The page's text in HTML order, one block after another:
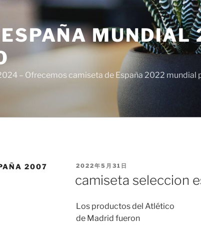
– Ofrecemos camiseta de España 2022 mundial
2007
PUBLICADO
2022年5月31日
camiseta seleccion
Los productos del Atlético
de Madrid fueron